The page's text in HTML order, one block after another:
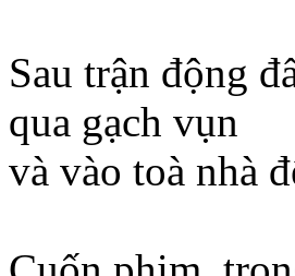
Sau trận động
qua gạch vụn
và vào toà nhà